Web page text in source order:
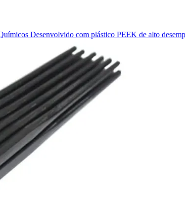
Desenvolvido com plástico PEEK de alto